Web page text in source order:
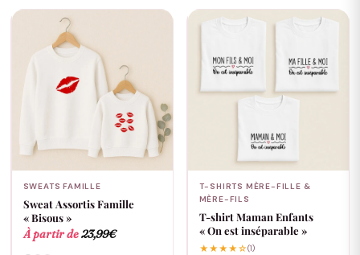
SWEATS FAMILLE
Sweat Assortis Famille
« Bisous »
À partir de23,99€
T-SHIRTS MÈRE-FILLE &
MÈRE-FILS
T-shirt Maman Enfants
« On est inséparable »
★★★★☆(1)